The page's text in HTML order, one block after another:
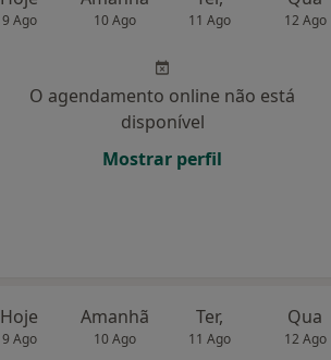
9 Ago 10 Ago 11 Ago 12 Ago
O agendamento online não está
disponível
Mostrar perfil
Hoje
9 Ago
Amanhã
10 Ago
Ter,
11 Ago
Qua
12 Ago